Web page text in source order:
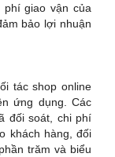
giao vận của
bảo lợi nhuận
tác shop online
ứng dụng. Các
đối soát, chi phí
khách hàng, đối
trăm và biểu